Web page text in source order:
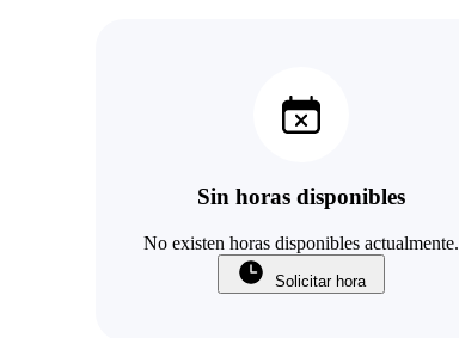
Sin horas disponibles
No existen horas disponibles actualmente.
Solicitar hora